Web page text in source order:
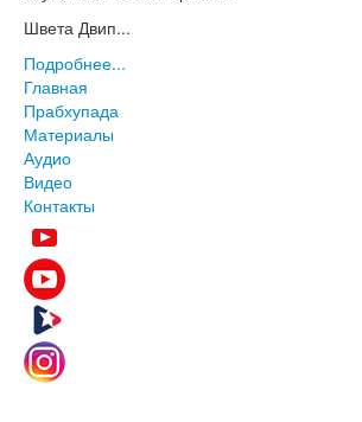
Швета Двип...
Подробнее...
Главная
Прабхупада
Материалы
Аудио
Видео
Контакты